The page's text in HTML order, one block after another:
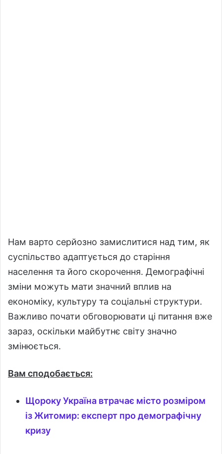
Нам варто серйозно замислитися над тим, як
суспільство адаптується до старіння
населення та його скорочення. Демографічні
зміни можуть мати значний вплив на
економіку, культуру та соціальні структури.
Важливо почати обговорювати ці питання вже
зараз, оскільки майбутнє світу значно
змінюється.
Вам сподобається:
Щороку Україна втрачає місто розміром
із Житомир: експерт про демографічну
кризу